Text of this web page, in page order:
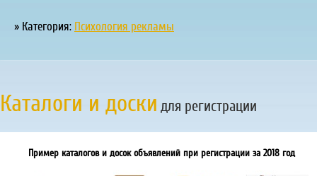
» Категория: Психология рекламы
Каталоги и доски для регистрации
Пример каталогов и досок объявлений при регистрации за 2018 год